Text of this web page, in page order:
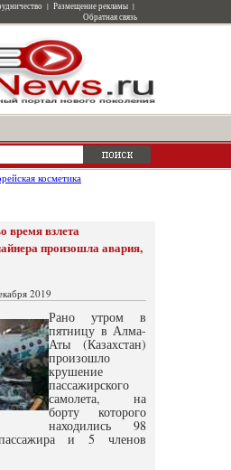
| Размещение рекламы |
Обратная связь
время взлета
произошла авария,
2019
Рано утром в
пятницу в Алма-
Аты (Казахстан)
произошло
крушение
пассажирского
самолета, на
борту которого
находились 98
и 5 членов